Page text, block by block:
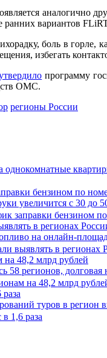
аналогично
ранних вариантов
боль в горле,
избегать
программу
ОМС.
регионы России
однокомнатные
бензином по
увеличится с 30 до
в регионах
на онлайн-
на 48,2 млрд рублей
58 регионов,
туров в регион